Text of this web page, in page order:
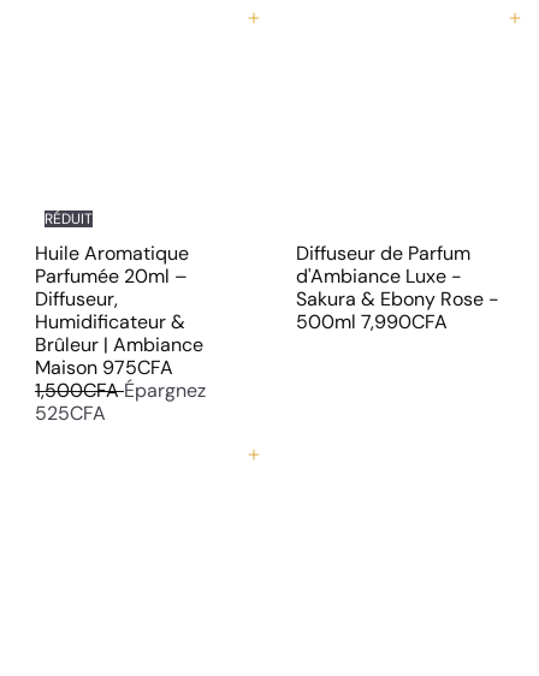
Ajouter au panier
RÉDUIT
Huile Aromatique
Parfumée 20ml –
Diffuseur,
Humidificateur &
Brûleur | Ambiance
Maison P
r
i
975CFA
r
1,500CFAÉpargnez
525CFA
Ajouter au panier
Diffuseur de Parfum
d'Ambiance Luxe -
Sakura & Ebony Rose -
500ml 7,990CFA
Ajouter au panier